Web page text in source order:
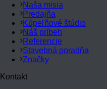
Naša misia
Predajňa
Kúpeľňové štúdio
Náš príbeh
Referencie
Stavebná poradňa
Značky
Kontakt